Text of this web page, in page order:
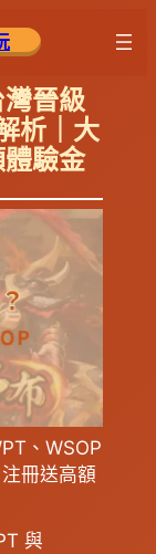
晉級
析｜大
驗金
、WSOP
冊送高額
與